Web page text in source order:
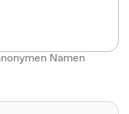
Namen